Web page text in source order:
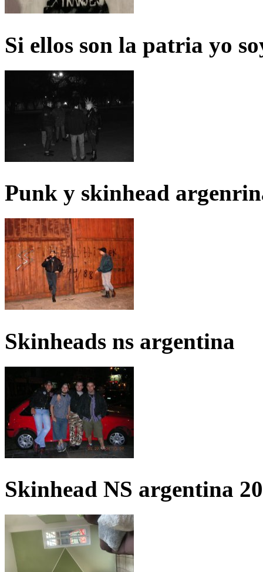
Si ellos son la patria yo
Punk y skinhead
Skinheads ns argentina
Skinhead NS argentina